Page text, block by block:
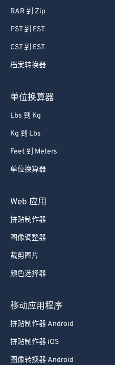
RAR 到 Zip
PST 到 EST
CST 到 EST
档案转换器
单位换算器
Lbs 到 Kg
Kg 到 Lbs
Feet 到 Meters
单位换算器
Web 应用
拼贴制作器
图像调整器
裁剪图片
颜色选择器
移动应用程序
拼贴制作器 Android
拼贴制作器 iOS
图像转换器 Android